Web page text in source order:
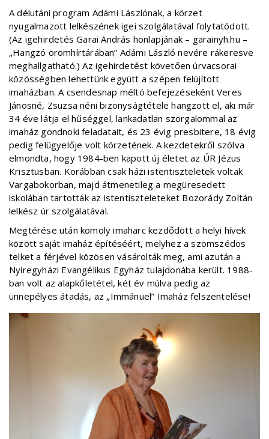
A délutáni program Adámi Lászlónak, a körzet
nyugalmazott lelkészének igei szolgálatával folytatódott.
(Az igehirdetés Garai András honlapjának – garainyh.hu –
„Hangzó örömhírtárában” Adámi László nevére rákeresve
meghallgatható.) Az igehirdetést követően úrvacsorai
közösségben lehettünk együtt a szépen felújított
imaházban. A csendesnap méltó befejezéseként Veres
Jánosné, Zsuzsa néni bizonyságtétele hangzott el, aki már
34 éve látja el hűséggel, lankadatlan szorgalommal az
imaház gondnoki feladatait, és 23 évig presbitere, 18 évig
pedig felügyelője volt körzetének. A kezdetekről szólva
elmondta, hogy 1984-ben kapott új életet az ÚR Jézus
Krisztusban. Korábban csak házi istentiszteletek voltak
Vargabokorban, majd átmenetileg a megüresedett
iskolában tartották az istentiszteleteket Bozorády Zoltán
lelkész úr szolgálatával.
Megtérése után komoly imaharc kezdődött a helyi hívek
között saját imaház építéséért, melyhez a szomszédos
telket a férjével közösen vásárolták meg, ami azután a
Nyíregyházi Evangélikus Egyház tulajdonába került. 1988-
ban volt az alapkőletétel, két év múlva pedig az
ünnepélyes átadás, az „Immánuel” Imaház felszentelése!